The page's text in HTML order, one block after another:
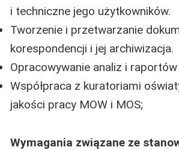
i techniczne jego użytkowników.
Tworzenie i przetwarzanie
korespondencji i jej archiwizacja.
Opracowywanie analiz i
Współpraca z kuratoriami
jakości pracy MOW i MOS;
Wymagania związane ze